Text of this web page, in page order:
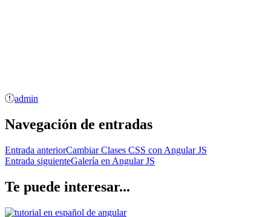
admin
Navegación de entradas
Entrada anteriorCambiar Clases CSS con Angular JS
Entrada siguienteGalería en Angular JS
Te puede interesar...